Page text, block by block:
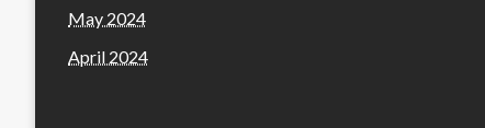
May 2024
April 2024